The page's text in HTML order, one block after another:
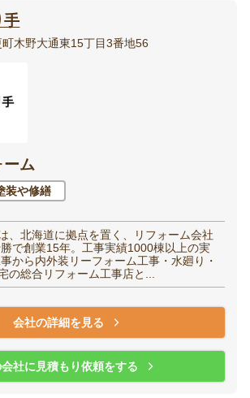
手
木野大通東15丁目3番地56
ーム
装や修繕
、北海道に拠点を置く、リフォーム会社
で創業15年。工事実績1000棟以上の実
から内外装リーフォーム工事・水廻り・
の総合リフォーム工事店と...
会社の詳細を見る
社に見積もり依頼をする